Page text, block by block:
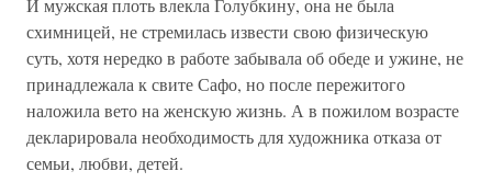
И мужская плоть влекла Голубкину, она не была
схимницей, не стремилась извести свою физическую
суть, хотя нередко в работе забывала об обеде и ужине, не
принадлежала к свите Сафо, но после пережитого
наложила вето на женскую жизнь. А в пожилом возрасте
декларировала необходимость для художника отказа от
семьи, любви, детей.